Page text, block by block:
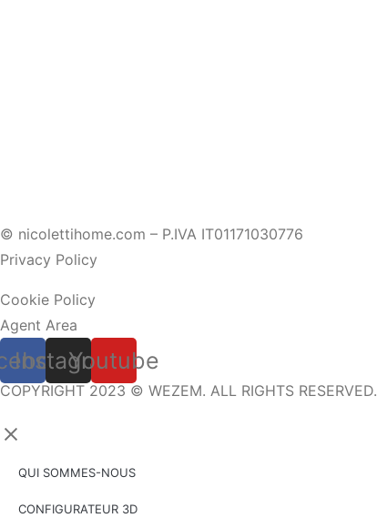
© nicolettihome.com – P.IVA IT01171030776
Privacy Policy
Cookie Policy
Agent Area
Instagram
Youtube
COPYRIGHT 2023 © WEZEM. ALL RIGHTS RESERVED.
QUI SOMMES-NOUS
CONFIGURATEUR 3D